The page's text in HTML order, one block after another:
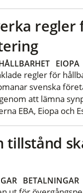
regler
EIOPA
regler för
svenska
att lämna
EBA, Eiopa och
tillstånd
BETALNINGAR